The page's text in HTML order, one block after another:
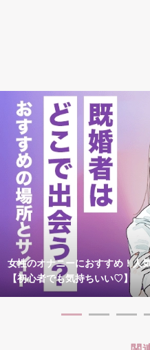
女性のオナニーにおすすめ！人
【初心者でも気持ちいい♡】